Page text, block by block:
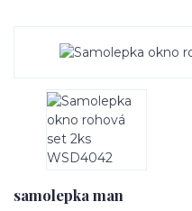
samolepka man